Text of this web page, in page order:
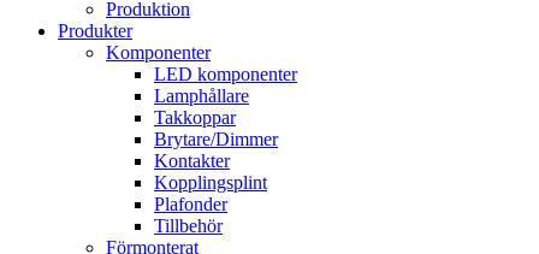
Produktion
Produkter
Komponenter
LED komponenter
Lamphållare
Takkoppar
Brytare/Dimmer
Kontakter
Kopplingsplint
Plafonder
Tillbehör
Förmonterat